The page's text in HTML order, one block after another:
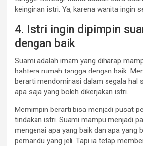
keinginan istri. Ya, karena wanita ingin
4. Istri ingin dipimpin
dengan baik
Suami adalah imam yang diharap
bahtera rumah tangga dengan baik.
berarti mendominasi dalam segala hal
apa saja yang boleh dikerjakan istri.
Memimpin berarti bisa menjadi pusat
tindakan istri. Suami mampu menjadi
mengenai apa yang baik dan apa yang
pemandu yang jeli. Tapi ia tetap